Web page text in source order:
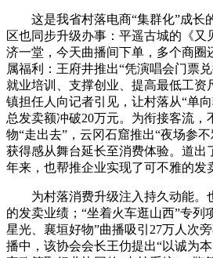
这是我省村落电商“集群化”成长
区也同步升级办事：平遥古城的《又
济一堂，今天曲播间下单，多个商圈
属福利：王府井推出“凭演唱会门票
就业培训、支撑创业、提高最低工资
镇担任人向记者引见，让村落从“单向
总发卖额冲破20万元。为衔接客流，
物“走出去”，云冈石窟推出“夜场参
获得感从舞台延长至消费体验。道出
年来，也帮推企业实现了可不雅的发
为村落消费升级注入持久动能。
的发卖业绩；“坐着火车逛山西”专列
星光、襄垣好物”曲播吸引27万人次
播中，该协会会长王仂提出“以诚为